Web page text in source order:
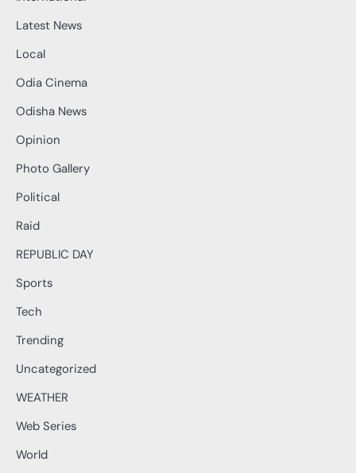
Latest News
Local
Odia Cinema
Odisha News
Opinion
Photo Gallery
Political
Raid
REPUBLIC DAY
Sports
Tech
Trending
Uncategorized
WEATHER
Web Series
World